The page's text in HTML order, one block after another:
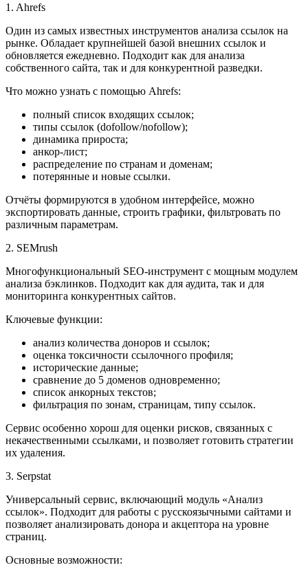
1. Ahrefs
Один из самых известных инструментов анализа ссылок на
рынке. Обладает крупнейшей базой внешних ссылок и
обновляется ежедневно. Подходит как для анализа
собственного сайта, так и для конкурентной разведки.
Что можно узнать с помощью Ahrefs:
полный список входящих ссылок;
типы ссылок (dofollow/nofollow);
динамика прироста;
анкор-лист;
распределение по странам и доменам;
потерянные и новые ссылки.
Отчёты формируются в удобном интерфейсе, можно
экспортировать данные, строить графики, фильтровать по
различным параметрам.
2. SEMrush
Многофункциональный SEO-инструмент с мощным модулем
анализа бэклинков. Подходит как для аудита, так и для
мониторинга конкурентных сайтов.
Ключевые функции:
анализ количества доноров и ссылок;
оценка токсичности ссылочного профиля;
исторические данные;
сравнение до 5 доменов одновременно;
список анкорных текстов;
фильтрация по зонам, страницам, типу ссылок.
Сервис особенно хорош для оценки рисков, связанных с
некачественными ссылками, и позволяет готовить стратегии
их удаления.
3. Serpstat
Универсальный сервис, включающий модуль «Анализ
ссылок». Подходит для работы с русскоязычными сайтами и
позволяет анализировать донора и акцептора на уровне
страниц.
Основные возможности: